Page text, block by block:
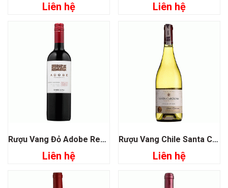
Liên hệ Liên hệ
Rượu Vang Đỏ Adobe Reserva Cabernet Sauvignon
Liên hệ
Rượu Vang Chile Santa Carolina Gran Reserva Chardonnay
Liên hệ